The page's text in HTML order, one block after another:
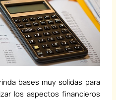
bases muy solidas para
los aspectos financieros